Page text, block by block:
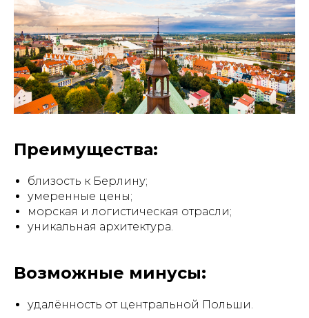
Преимущества:
близость к Берлину;
умеренные цены;
морская и логистическая отрасли;
уникальная архитектура.
Возможные минусы:
удалённость от центральной Польши.